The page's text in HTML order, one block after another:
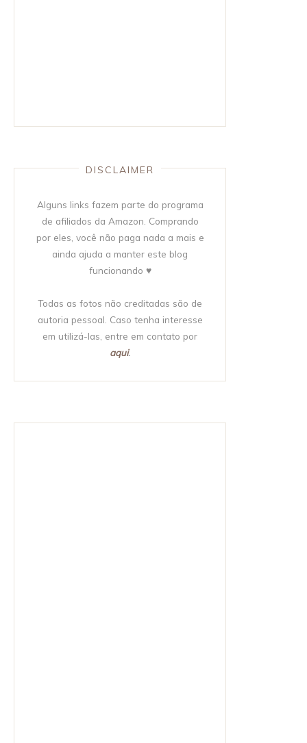
DISCLAIMER
Alguns links fazem parte do programa
de afiliados da Amazon. Comprando
por eles, você não paga nada a mais e
ainda ajuda a manter este blog
funcionando ♥
Todas as fotos não creditadas são de
autoria pessoal. Caso tenha interesse
em utilizá-las, entre em contato por
aqui.